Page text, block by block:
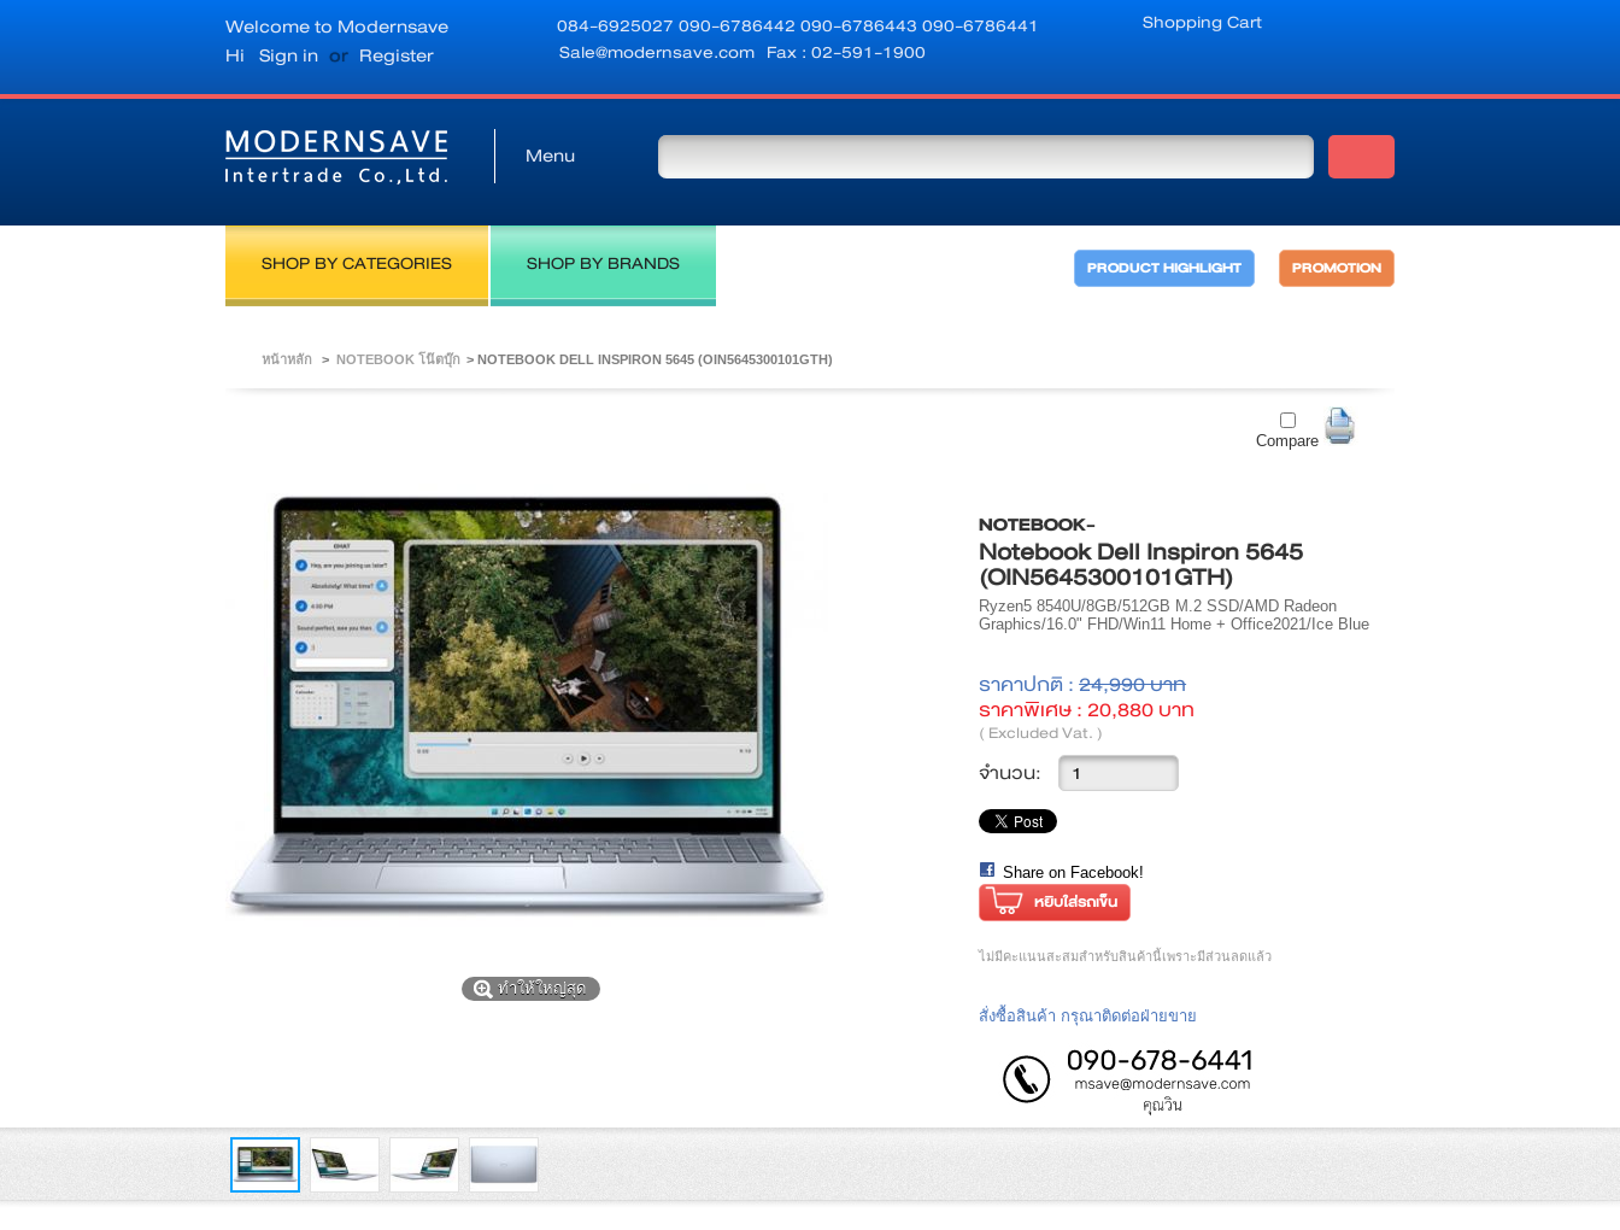
Welcome to Modernsave
Hi Sign in or Register
084-6925027090-6786442090-6786443090-6786441
Sale@modernsave.com Fax : 02-591-1900
Shopping Cart
Menu
SHOP BY CATEGORIES SHOP BY BRANDS PROMOTION
PRODUCT HIGHLIGHT
หน้าหลัก > NOTEBOOK โน๊ตบุ๊ก > NOTEBOOK DELL INSPIRON 5645 (OIN5645300101GTH)
Compare
NOTEBOOK-
Notebook Dell Inspiron 5645
(OIN5645300101GTH)
Ryzen5 8540U/8GB/512GB M.2 SSD/AMD Radeon
Graphics/16.0" FHD/Win11 Home + Office2021/Ice Blue
ราคาปกติ :24,990 บาท
ราคาพิเศษ : 20,880 บาท
( Excluded Vat. )
จำนวน:
Share on Facebook!
ไม่มีคะแนนสะสมสำหรับสินค้านี้เพราะมีส่วนลดแล้ว
สั่งซื้อสินค้า กรุณาติดต่อฝ่ายขาย
ทำให้ใหญ่สุด